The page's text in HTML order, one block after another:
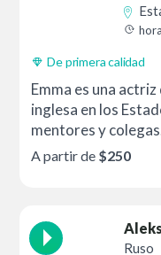
De primera calidad
Emma es una
inglesa en los
mentores y
A partir de $250
Ruso